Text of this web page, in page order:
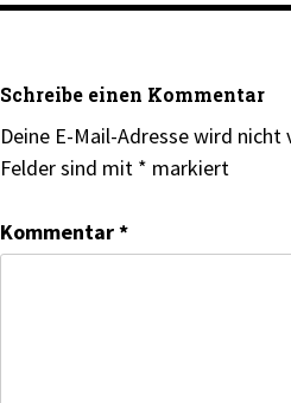
Schreibe einen Kommentar
Deine E-Mail-Adresse wird
Felder sind mit * markiert
Kommentar*